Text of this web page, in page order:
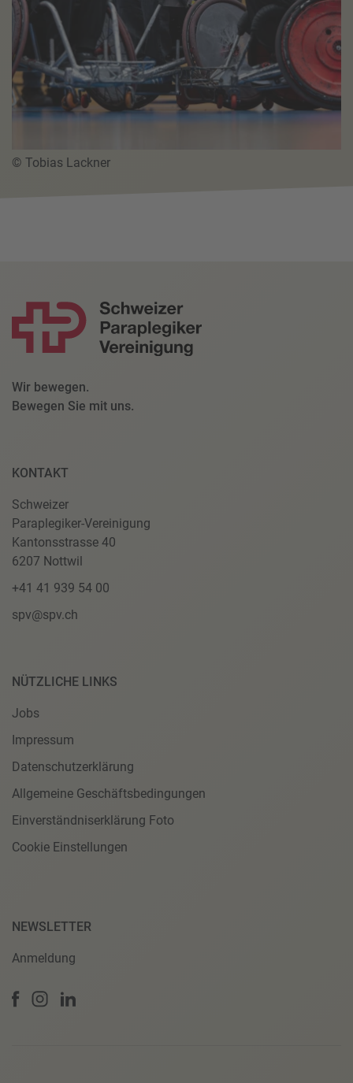
© Tobias Lackner
Wir bewegen.
Bewegen Sie mit uns.
KONTAKT
Schweizer
Paraplegiker-Vereinigung
Kantonsstrasse 40
6207 Nottwil
+41 41 939 54 00
spv@spv.ch
NÜTZLICHE LINKS
Jobs
Impressum
Datenschutzerklärung
Allgemeine Geschäftsbedingungen
Einverständniserklärung Foto
Cookie Einstellungen
NEWSLETTER
Anmeldung